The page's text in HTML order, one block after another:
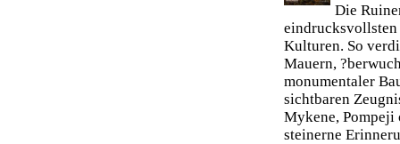
Die
eindrucksvollsten
Kulturen. So
Mauern,
monumentaler
sichtbaren
Mykene, Pompeji
steinerne